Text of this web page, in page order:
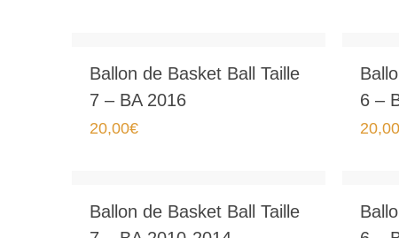
Ballon de Basket Ball Taille
7 – BA 2016
20,00€
6 –
20,00
Ballon de Basket Ball Taille